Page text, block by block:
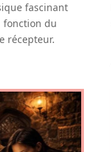
fascinant
fonction du
récepteur.